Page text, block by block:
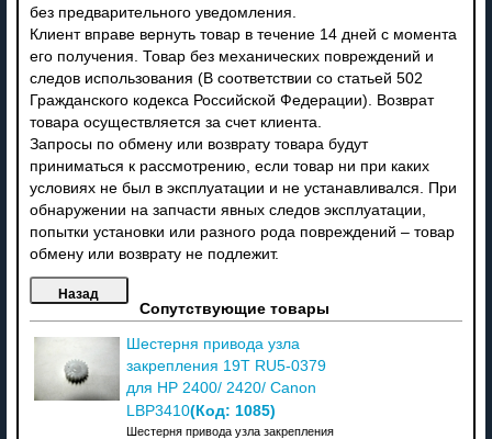
без предварительного уведомления.
Клиент вправе вернуть товар в течение 14 дней с момента
его получения. Товар без механических повреждений и
следов использования (В соответствии со статьей 502
Гражданского кодекса Российской Федерации). Возврат
товара осуществляется за счет клиента.
Запросы по обмену или возврату товара будут
приниматься к рассмотрению, если товар ни при каких
условиях не был в эксплуатации и не устанавливался. При
обнаружении на запчасти явных следов эксплуатации,
попытки установки или разного рода повреждений – товар
обмену или возврату не подлежит.
Сопутствующие товары
Шестерня привода узла
закрепления 19T RU5-0379
для HP 2400/ 2420/ Canon
LBP3410(Код: 1085)
Шестерня привода узла закрепления